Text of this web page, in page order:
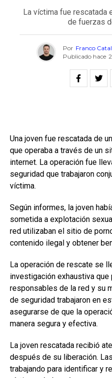
La víctima fue rescatada
de fuerzas
Por Franco
Publicado hace
Una joven fue rescatada de
que operaba a través de un
internet. La operación fue
seguridad que trabajaron
víctima.
Según informes, la joven
sometida a explotación
red utilizaban el sitio de
contenido ilegal y obtener
La operación de rescate se
investigación exhaustiva
responsables de la red y su
de seguridad trabajaron en
asegurarse de que la
manera segura y efectiva.
La joven rescatada recibió
después de su liberación.
trabajando para identificar y